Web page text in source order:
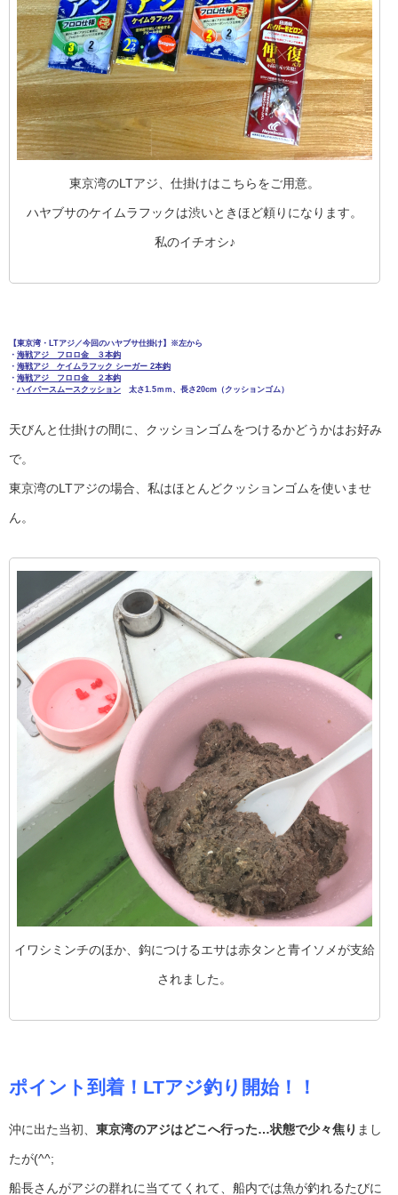
東京湾のLTアジ、仕掛けはこちらをご用意。
ハヤブサのケイムラフックは渋いときほど頼りになります。
私のイチオシ♪
【東京湾・LTアジ／今回のハヤブサ仕掛け】※左から
・ 海戦アジ フロロ金 ３本鈎
・ 海戦アジ ケイムラフック シーガー 2本鈎
・ 海戦アジ フロロ金 ２本鈎
・ ハイパースムースクッション 太さ1.5ｍｍ、長さ20cm（クッションゴム）
天びんと仕掛けの間に、クッションゴムをつけるかどうかはお好み
で。
東京湾のLTアジの場合、私はほとんどクッションゴムを使いませ
ん。
イワシミンチのほか、鈎につけるエサは赤タンと青イソメが支給
されました。
ポイント到着！LTアジ釣り開始！！
沖に出た当初、 東京湾のアジはどこへ行った…状態で少々焦り まし
たが(^^;
船長さんがアジの群れに当ててくれて、船内では魚が釣れるたびに